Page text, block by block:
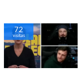
74
visitas